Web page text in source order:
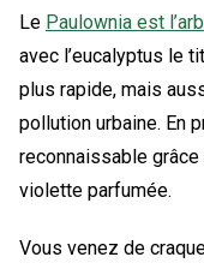
Le Paulownia est
avec l’eucalyptus le
plus rapide, mais
pollution urbaine. En
reconnaissable
violette parfumée.
Vous venez de